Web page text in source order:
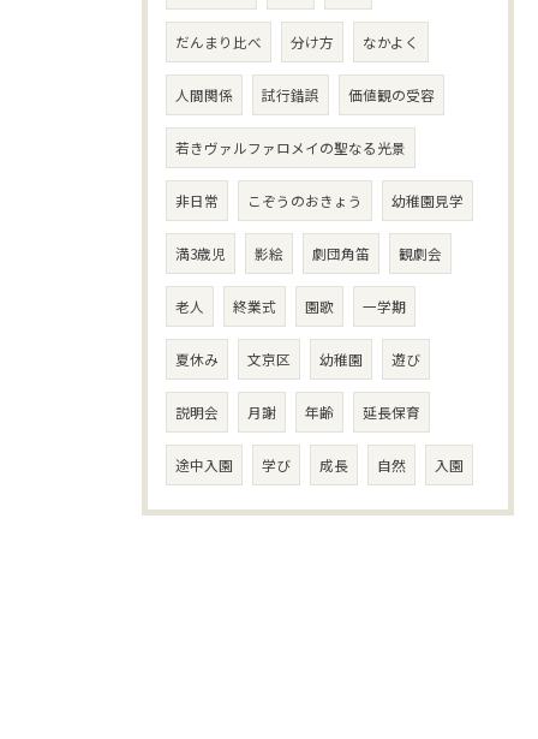
だんまり比べ 分け方 なかよく
人間関係 試行錯誤 価値観の受容
若きヴァルファロメイの聖なる光景
非日常 こぞうのおきょう 幼稚園見学
満3歳児 影絵 劇団角笛 観劇会
老人 終業式 園歌 一学期
夏休み 文京区 幼稚園 遊び
説明会 月謝 年齢 延長保育
途中入園 学び 成長 自然 入園